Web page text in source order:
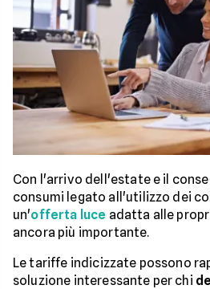
Con l'arrivo dell'estate e il
consumi legato all'utilizzo dei
un'offerta luce adatta alle
ancora più importante.
Le tariffe indicizzate possono
soluzione interessante per chi